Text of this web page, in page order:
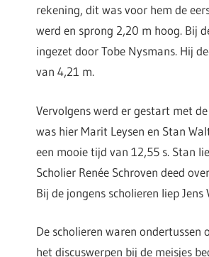
rekening, dit was voor hem de
werd en sprong 2,20 m hoog. Bij
ingezet door Tobe Nysmans. Hij
van 4,21 m.
Vervolgens werd er gestart met
was hier Marit Leysen en Stan
een mooie tijd van 12,55 s. Stan
Scholier Renée Schroven deed
Bij de jongens scholieren liep
De scholieren waren ondertussen
het discuswerpen bij de meisjes